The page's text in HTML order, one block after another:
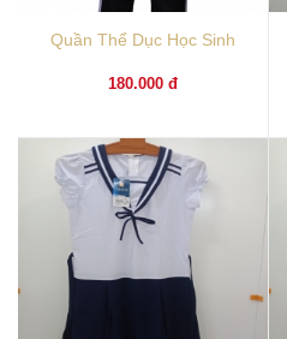
Quần Thể Dục Học Sinh
180.000 đ